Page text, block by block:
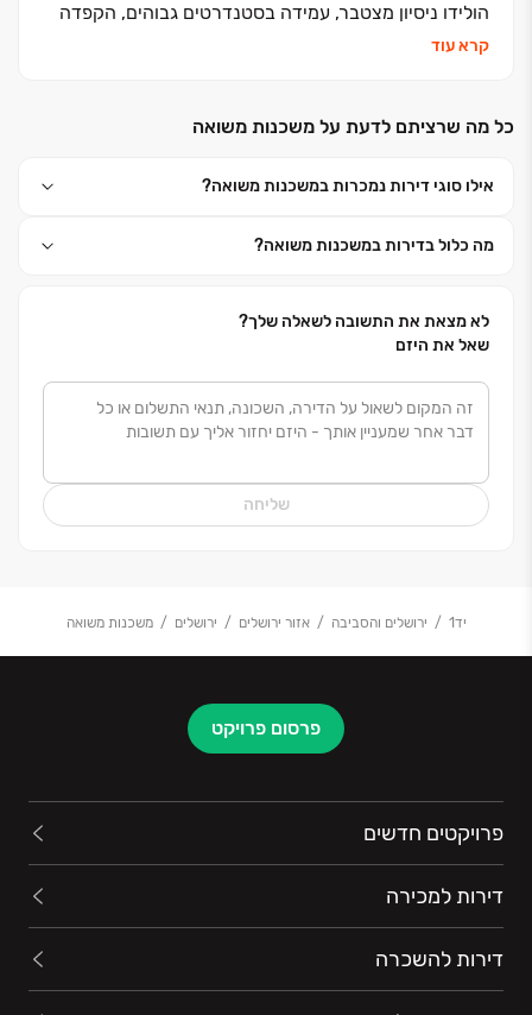
הולידו ניסיון מצטבר, עמידה בסטנדרטים גבוהים, הקפדה
ביזום, בתכנון, בבניה ובשירות ללקוחות, שזיכו אותנו בשם
פרץ בוני הנגב
קרא עוד
כל מה שרציתם לדעת על משכנות משואה
אילו סוגי דירות נמכרות במשכנות משואה?
מה כלול בדירות במשכנות משואה?
לא מצאת את התשובה לשאלה שלך?
שאל את היזם
שליחה
יד1 ירושלים והסביבה אזור ירושלים ירושלים משכנות משואה
פרסום פרויקט
פרויקטים חדשים
דירות למכירה
דירות להשכרה